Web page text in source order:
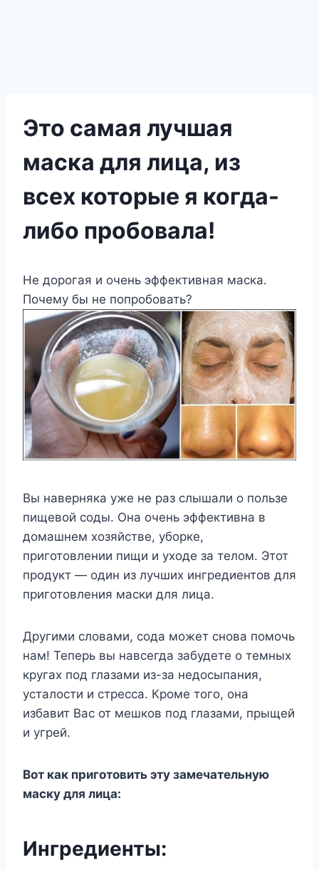
Это самая лучшая
маска для лица, из
всех которые я когда-
либо пробовала!
Не дорогая и очень эффективная маска.
Почему бы не попробовать?
Вы наверняка уже не раз слышали о пользе
пищевой соды. Она очень эффективна в
домашнем хозяйстве, уборке,
приготовлении пищи и уходе за телом. Этот
продукт — один из лучших ингредиентов для
приготовления маски для лица.
Другими словами, сода может снова помочь
нам! Теперь вы навсегда забудете о темных
кругах под глазами из-за недосыпания,
усталости и стресса. Кроме того, она
избавит Вас от мешков под глазами, прыщей
и угрей.
Вот как приготовить эту замечательную
маску для лица:
Ингредиенты: